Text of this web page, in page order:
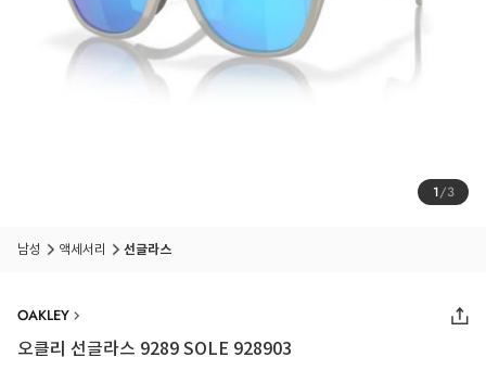
1/3
남성 액세서리 선글라스
OAKLEY
오클리 선글라스 9289 SOLE 928903